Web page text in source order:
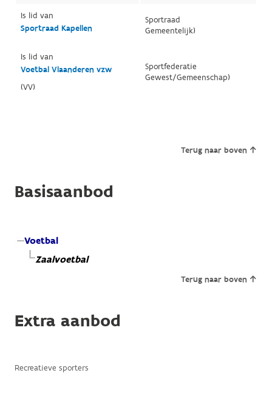
Is lid van
Sportraad Kapellen
Sportraad
Gemeentelijk)
Is lid van
Voetbal Vlaanderen vzw
(VV)
Sportfederatie
Gewest/Gemeenschap)
Terug naar boven
Basisaanbod
Voetbal
Zaalvoetbal
Terug naar boven
Extra aanbod
Recreatieve sporters